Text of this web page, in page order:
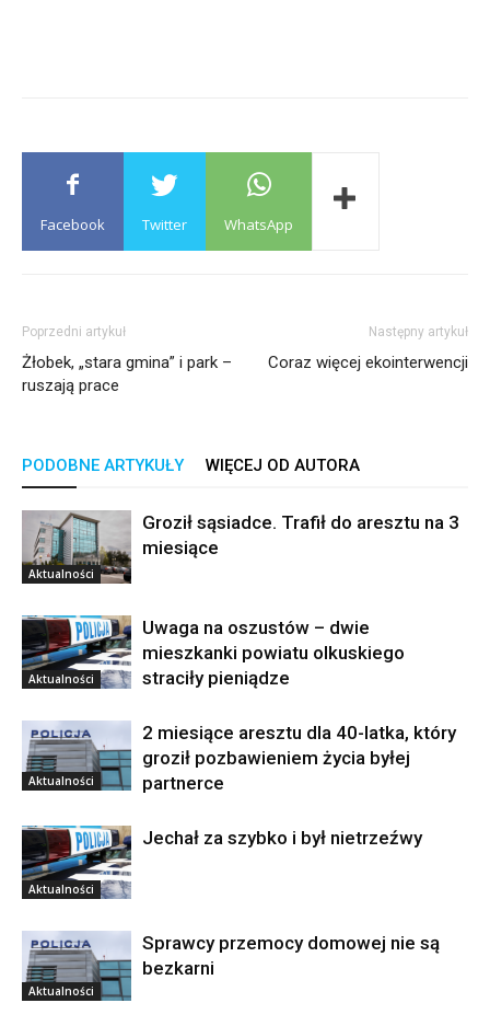
Facebook Twitter WhatsApp
Poprzedni artykuł
Żłobek, „stara gmina” i park –
ruszają prace
Następny artykuł
Coraz więcej ekointerwencji
PODOBNE ARTYKUŁY WIĘCEJ OD AUTORA
Aktualności
Groził sąsiadce. Trafił do aresztu na 3
miesiące
Aktualności
Uwaga na oszustów – dwie
mieszkanki powiatu olkuskiego
straciły pieniądze
Aktualności
2 miesiące aresztu dla 40-latka, który
groził pozbawieniem życia byłej
partnerce
Aktualności
Jechał za szybko i był nietrzeźwy
Aktualności
Sprawcy przemocy domowej nie są
bezkarni